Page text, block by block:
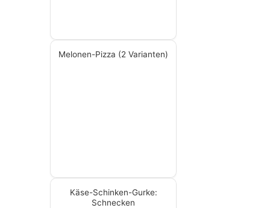
Melonen-Pizza (2 Varianten)
Käse-Schinken-Gurke:
Schnecken